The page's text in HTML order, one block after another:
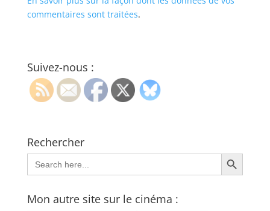
commentaires sont traitées.
Suivez-nous :
Rechercher
Search
for:
Search Button
Mon autre site sur le cinéma :